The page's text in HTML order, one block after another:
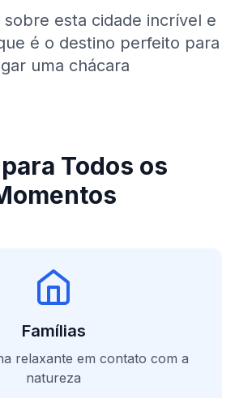
sobre esta cidade incrível e
é o destino perfeito para
uma chácara
Todos os
Famílias
relaxante em contato com a
natureza